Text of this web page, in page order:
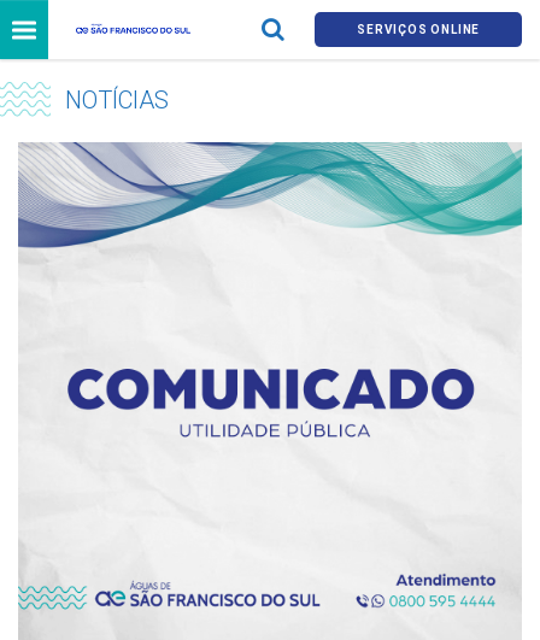
SERVIÇOS ONLINE
NOTÍCIAS